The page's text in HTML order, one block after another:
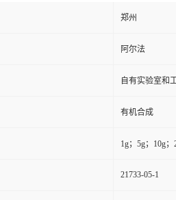
郑州
阿尔法
自有实验室和
有机合成
1g；5g；10g；
21733-05-1